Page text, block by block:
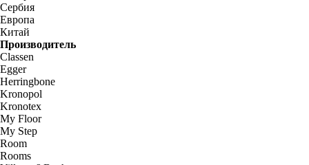
Сербия
Европа
Китай
Производитель
Classen
Egger
Herringbone
Kronopol
Kronotex
My Floor
My Step
Room
Rooms